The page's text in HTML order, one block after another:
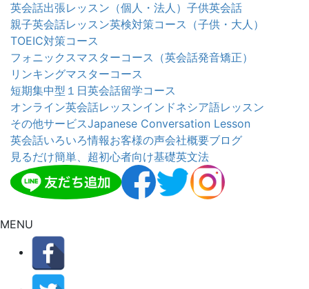
英会話出張レッスン（個人・法人） 子供英会話
親子英会話レッスン英検対策コース（子供・大人）
TOEIC対策コース
フォニックスマスターコース（英会話発音矯正）
リンキングマスターコース
短期集中型１日英会話留学コース
オンライン英会話レッスンインドネシア語レッスン
その他サービスJapanese Conversation Lesson
英会話いろいろ情報お客様の声会社概要ブログ
見るだけ簡単、超初心者向け基礎英文法
MENU